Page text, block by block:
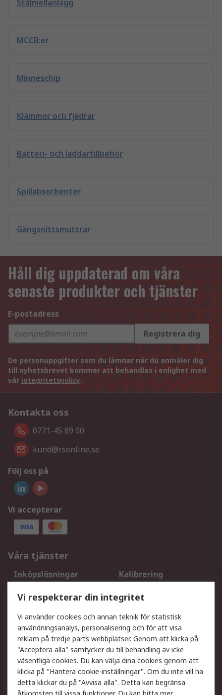
Stålmellanlägg
MCCB:er
Minneschip
Klämmor och fjädrar
Batteri- och laddartillbehör
Spillabsorbenter
Gängsnittsmuttrar
Håll dig uppdaterad om våra
senaste produkter och tjänster
E-postadress
Registrera dig
De personuppgifter som du lämnar när du anmäler dig
till nyhetsbrevet kommer att behandlas i enlighet med
vår integritetspolicy.
Kontakta oss
0771-45 89 00
kund@rsonline.se
Följ oss på
Vi accepterar
Våra tjänster
Inköpslösningar
Kalibrering
DesignSpark
Teknisk Support
Ditt lokala säljteam
Exportlösningar
Support
Få hjälp
Retur av varor
Leverans
Spåra din order
Begär en fakturakopi
Fördelar med RS-konto
Vi respekterar din integritet
Vi använder cookies och annan teknik för statistisk
användningsanalys, personalisering och för att visa
reklam på tredje parts webbplatser. Genom att klicka på
"Acceptera alla" samtycker du till behandling av icke
väsentliga cookies. Du kan välja dina cookies genom att
klicka på "Hantera cookie-inställningar". Om du inte vill ha
detta klickar du på "Avvisa alla". Detta kan begränsa